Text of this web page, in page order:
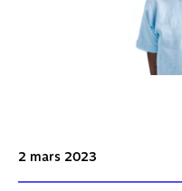
2 mars 2023